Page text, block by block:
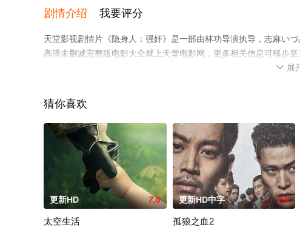
剧情介绍 我要评分
天堂影视剧情片《隐身人：强奸》是一部由林功导演执导，志麻い
高清未删减完整版电影大全就上天堂电影网，更多相关信息可移步
 展
猜你喜欢
更新HD 7.0
太空生活
更新HD中字 2.0
孤狼之血2